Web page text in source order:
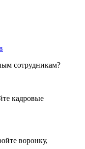
сотрудникам?
кадровые
воронку,